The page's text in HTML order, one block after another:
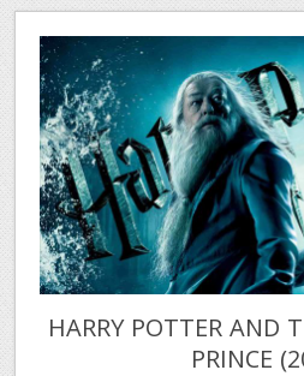
HARRY POTTER AND
PRINCE